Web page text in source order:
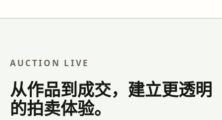
AUCTION LIVE
从作品到成交，建立更透明
的拍卖体验。